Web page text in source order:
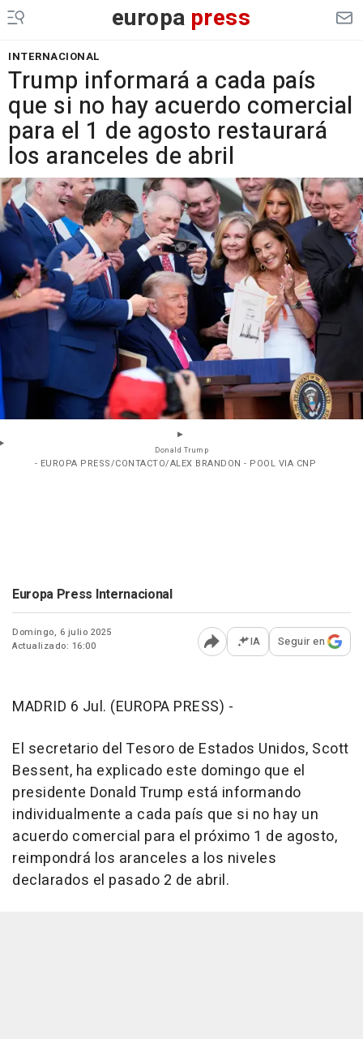
europa press
INTERNACIONAL
Trump informará a cada país
que si no hay acuerdo comercial
para el 1 de agosto restaurará
los aranceles de abril
Donald Trump
- EUROPA PRESS/CONTACTO/ALEX BRANDON - POOL VIA CNP
Europa Press Internacional
Domingo, 6 julio 2025
Actualizado: 16:00
Abrir opciones para
IA Seguir en
MADRID 6 Jul. (EUROPA PRESS) -
El secretario del Tesoro de Estados Unidos, Scott
Bessent, ha explicado este domingo que el
presidente Donald Trump está informando
individualmente a cada país que si no hay un
acuerdo comercial para el próximo 1 de agosto,
reimpondrá los aranceles a los niveles
declarados el pasado 2 de abril.